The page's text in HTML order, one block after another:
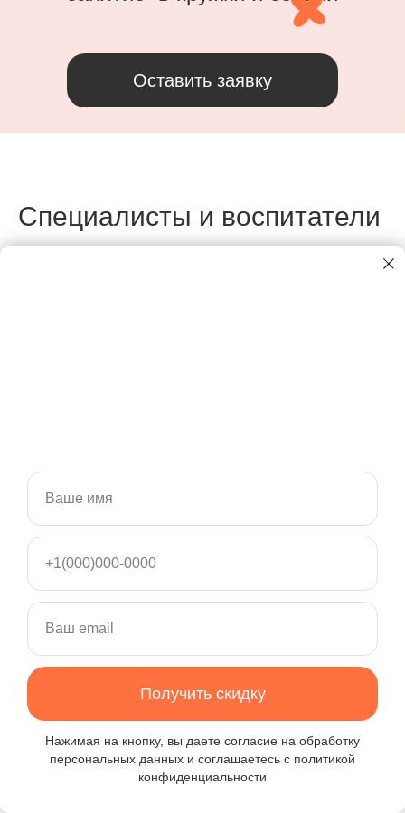
Ваше имя
+1(000)000-0000
Ваш email
Получить скидку
Нажимая на кнопку, вы даете согласие на обработку
персональных данных и соглашаетесь c политикой
конфиденциальности
Оставить заявку
Специалисты и воспитатели
Рябоконь Оксана Витальевна
Заведующий
Подробнее